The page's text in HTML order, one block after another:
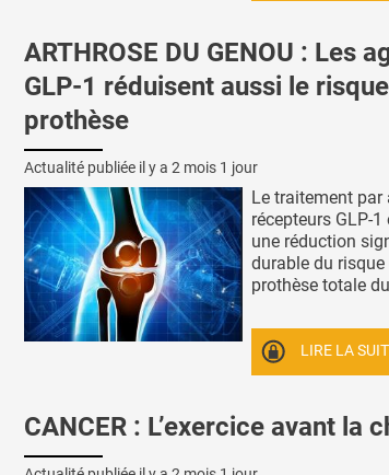
ARTHROSE DU GENOU : Les
GLP-1 réduisent aussi le
prothèse
Actualité publiée il y a 2 mois 1 jour
Le traitement par
récepteurs GLP-
une réduction
durable du
prothèse totale
LIRE LA
CANCER : L’exercice avant la